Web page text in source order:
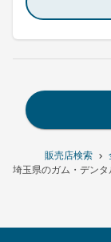
販売店検索
埼玉県のガム・デン